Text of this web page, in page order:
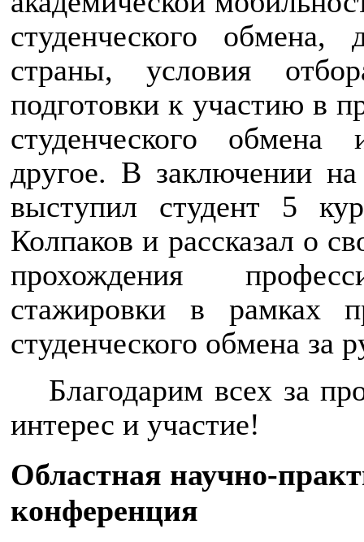
студенческого обмена,
страны, условия
подготовки к участию в
студенческого обмена
другое. В заключении
выступил студент 5
Колпаков и рассказал о
прохождения
стажировки в рамках
студенческого обмена за
Благодарим всех за
интерес и участие!
Областная научно-
конференция